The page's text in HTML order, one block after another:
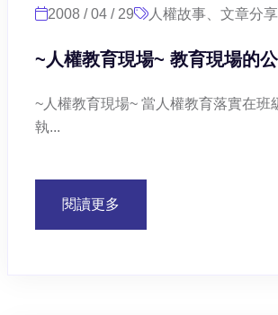
2008 / 04 / 29 人權故事、文章分享
~人權教育現場~ 教育現場的
~人權教育現場~ 當人權教育落實在班
執...
閱讀更多